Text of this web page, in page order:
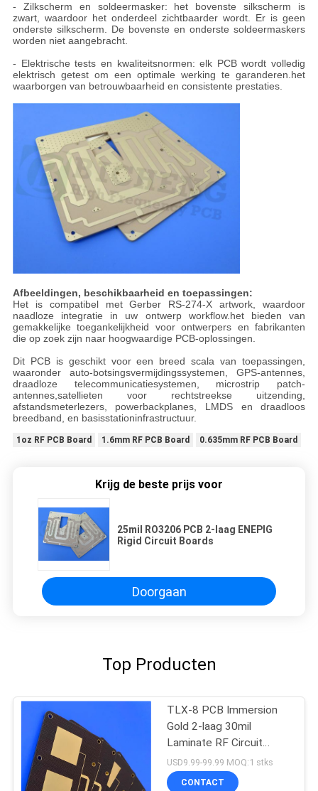
- Zilkscherm en soldeermasker: het bovenste silkscherm is
zwart, waardoor het onderdeel zichtbaarder wordt. Er is geen
onderste silkscherm. De bovenste en onderste soldeermaskers
worden niet aangebracht.
- Elektrische tests en kwaliteitsnormen: elk PCB wordt volledig
elektrisch getest om een optimale werking te garanderen.het
waarborgen van betrouwbaarheid en consistente prestaties.
Afbeeldingen, beschikbaarheid en toepassingen:
Het is compatibel met Gerber RS-274-X artwork, waardoor
naadloze integratie in uw ontwerp workflow.het bieden van
gemakkelijke toegankelijkheid voor ontwerpers en fabrikanten
die op zoek zijn naar hoogwaardige PCB-oplossingen.
Dit PCB is geschikt voor een breed scala van toepassingen,
waaronder auto-botsingsvermijdingssystemen, GPS-antennes,
draadloze telecommunicatiesystemen, microstrip patch-
antennes,satellieten voor rechtstreekse uitzending,
afstandsmeterlezers, powerbackplanes, LMDS en draadloos
breedband, en basisstationinfrastructuur.
1oz RF PCB Board 1.6mm RF PCB Board 0.635mm RF PCB Board
Krijg de beste prijs voor
25mil RO3206 PCB 2-laag ENEPIG
Rigid Circuit Boards
Doorgaan
Top Producten
TLX-8 PCB Immersion
Gold 2-laag 30mil
Laminate RF Circuit
Board
USD9.99-99.99 MOQ:1 stks
CONTACT